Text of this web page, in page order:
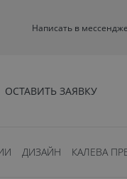
Написать в
ОСТАВИТЬ ЗАЯВКУ
ДИЗАЙН КАЛЕВА